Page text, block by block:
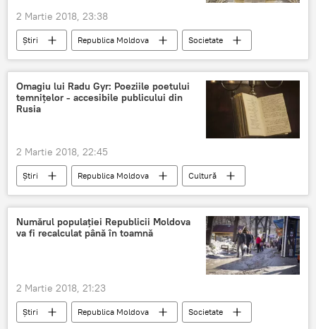
2 Martie 2018, 23:38
Știri Republica Moldova
Societate
Informații
Chisinau
Primaria Capitalei
Primaria Chisinau
copaci
strada
arbori
Omagiu lui Radu Gyr: Poeziile poetului
temnițelor - accesibile publicului din
Rusia
2 Martie 2018, 22:45
Știri Republica Moldova
Cultură
Rusia
Romania
Radu Gyr
Ridica-te Gheorghe! Ridică-te Ioane
Poezie
omagiu
Numărul populației Republicii Moldova
va fi recalculat până în toamnă
2 Martie 2018, 21:23
Știri Republica Moldova
Societate